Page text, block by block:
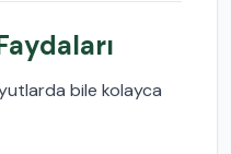
bile kolayca